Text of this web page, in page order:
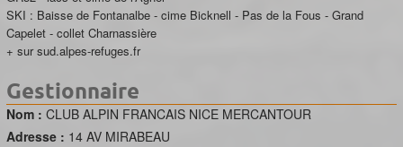
SKI : Baisse de Fontanalbe - cime Bicknell - Pas de la Fous - Grand
Capelet - collet Charnassière
+ sur sud.alpes-refuges.fr
Gestionnaire
Nom : CLUB ALPIN FRANCAIS NICE MERCANTOUR
Adresse : 14 AV MIRABEAU